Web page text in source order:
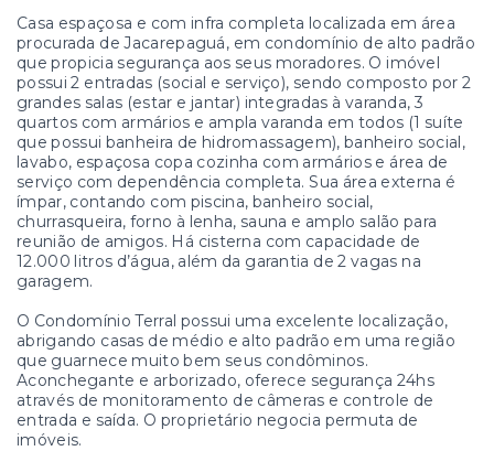
Casa espaçosa e com infra completa localizada em área
procurada de Jacarepaguá, em condomínio de alto padrão
que propicia segurança aos seus moradores. O imóvel
possui 2 entradas (social e serviço), sendo composto por 2
grandes salas (estar e jantar) integradas à varanda, 3
quartos com armários e ampla varanda em todos (1 suíte
que possui banheira de hidromassagem), banheiro social,
lavabo, espaçosa copa cozinha com armários e área de
serviço com dependência completa. Sua área externa é
ímpar, contando com piscina, banheiro social,
churrasqueira, forno à lenha, sauna e amplo salão para
reunião de amigos. Há cisterna com capacidade de
12.000 litros d’água, além da garantia de 2 vagas na
garagem.
O Condomínio Terral possui uma excelente localização,
abrigando casas de médio e alto padrão em uma região
que guarnece muito bem seus condôminos.
Aconchegante e arborizado, oferece segurança 24hs
através de monitoramento de câmeras e controle de
entrada e saída. O proprietário negocia permuta de
imóveis.